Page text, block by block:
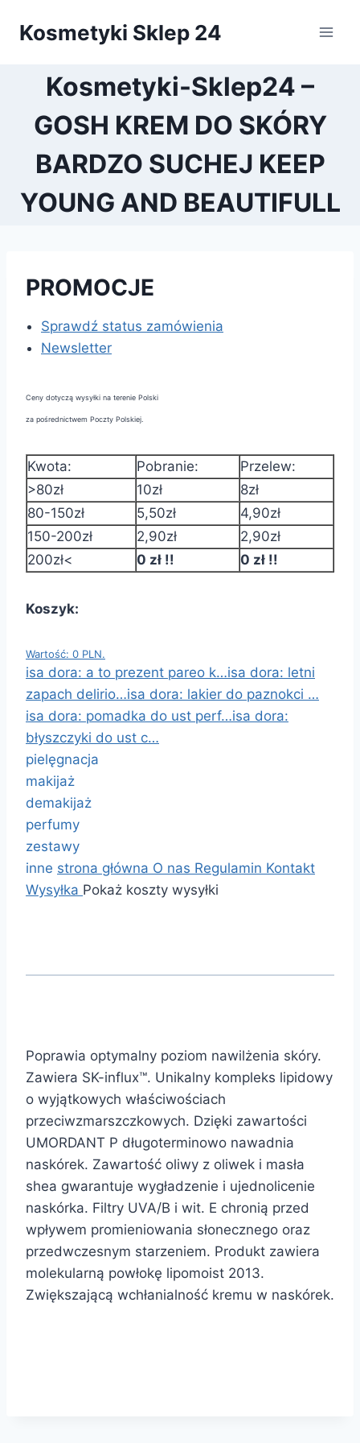
Kosmetyki Sklep 24
Kosmetyki-Sklep24 –
GOSH KREM DO SKÓRY
BARDZO SUCHEJ KEEP
YOUNG AND BEAUTIFULL
PROMOCJE
Sprawdź status zamówienia
Newsletter
Ceny dotyczą wysyłki na terenie Polski
za pośrednictwem Poczty Polskiej.
Kwota: Pobranie:
Przelew:
>80zł
10zł
8zł
80-150zł
5,50zł
4,90zł
150-200zł
2,90zł
2,90zł
200zł<
0 zł !! 0 zł !!
Koszyk:
Wartość: 0 PLN.
isa dora: a to prezent pareo k…isa dora: letni
zapach delirio…isa dora: lakier do paznokci …
isa dora: pomadka do ust perf…isa dora:
błyszczyki do ust c…
pielęgnacja
makijaż
demakijaż
perfumy
zestawy
inne strona główna O nas Regulamin Kontakt
Wysyłka Pokaż koszty wysyłki
Poprawia optymalny poziom nawilżenia skóry.
Zawiera SK-influx™. Unikalny kompleks lipidowy
o wyjątkowych właściwościach
przeciwzmarszczkowych. Dzięki zawartości
UMORDANT P długoterminowo nawadnia
naskórek. Zawartość oliwy z oliwek i masła
shea gwarantuje wygładzenie i ujednolicenie
naskórka. Filtry UVA/B i wit. E chronią przed
wpływem promieniowania słonecznego oraz
przedwczesnym starzeniem. Produkt zawiera
molekularną powłokę lipomoist 2013.
Zwiększającą wchłanialność kremu w naskórek.